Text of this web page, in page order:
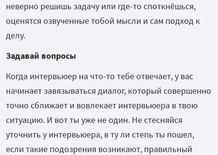
неверно решишь задачу или где-то споткнёшься,
оценятся озвученные тобой мысли и сам подход к
делу.
Задавай вопросы
Когда интервьюер на что-то тебе отвечает, у вас
начинает завязываться диалог, который совершенно
точно сближает и вовлекает интервьюера в твою
ситуацию. И вот ты уже не один. Не стесняйся
уточнить у интервьюера, в ту ли степь ты пошел,
если такие подозрения возникают, правильный